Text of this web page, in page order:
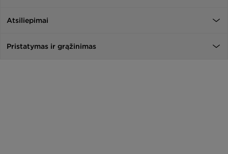
Atsiliepimai
Pristatymas ir grąžinimas